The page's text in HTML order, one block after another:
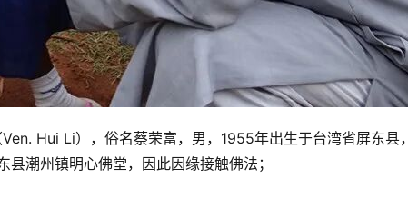
Hui Li），俗名蔡荣富，男，1955年出生于台湾省屏东县
潮州镇明心佛堂，因此因缘接触佛法；